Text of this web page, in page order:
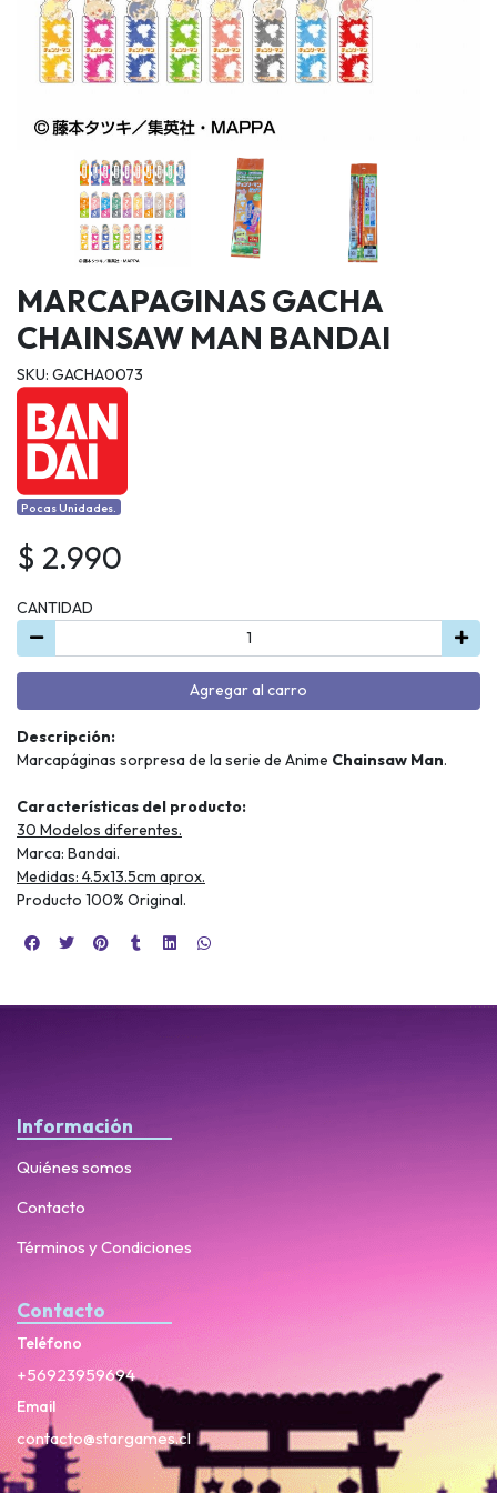
MARCAPAGINAS GACHA
CHAINSAW MAN BANDAI
SKU: GACHA0073
Pocas Unidades.
$ 2.990
CANTIDAD
Agregar al carro
Descripción:
Marcapáginas sorpresa de la serie de Anime Chainsaw Man.
Características del producto:
30 Modelos diferentes.
Marca: Bandai.
Medidas: 4.5x13.5cm aprox.
Producto 100% Original.
Información
Quiénes somos
Contacto
Términos y Condiciones
Contacto
Teléfono
+56923959694
Email
contacto@stargames.cl